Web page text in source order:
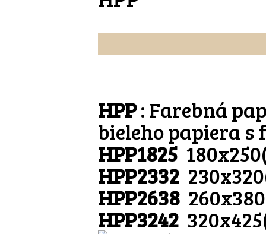
HPP: Farebná
bieleho papiera
HPP1825
HPP2332
HPP2638
HPP3242